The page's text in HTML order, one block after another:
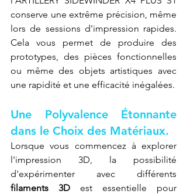
conserve une extrême précision, même
lors de sessions d'impression rapides.
Cela vous permet de produire des
prototypes, des pièces fonctionnelles
ou même des objets artistiques avec
une rapidité et une efficacité inégalées.
Une Polyvalence Étonnante
dans le Choix des Matériaux.
Lorsque vous commencez à explorer
l'impression 3D, la possibilité
filaments 3D est essentielle pour